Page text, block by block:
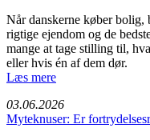
Når danskerne køber bolig,
rigtige ejendom og de
mange at tage stilling til,
eller hvis én af dem dør.
Læs mere
03.06.2026
Myteknuser: Er